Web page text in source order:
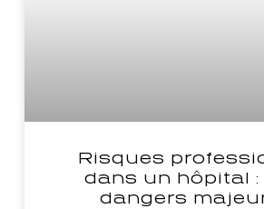
Risques
dans un hôpital :
dangers